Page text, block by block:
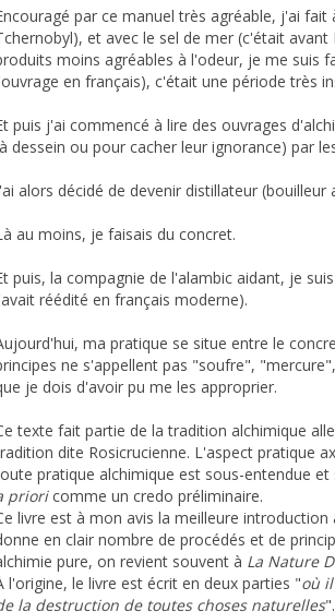
par ce manuel très agréable, j'ai
et avec le sel de mer (c'était
moins agréables à l'odeur, je me suis
en français), c'était une période très
puis j'ai commencé à lire des ouvrages
dessein ou pour cacher leur ignorance) par
alors décidé de devenir distillateur
au moins, je faisais du concret.
puis, la compagnie de l'alambic aidant, je
réédité en français moderne).
ma pratique se situe entre le
ne s'appellent pas "soufre",
je dois d'avoir pu me les approprier.
texte fait partie de la tradition alchimique
dite Rosicrucienne. L'aspect pratique
pratique alchimique est sous-entendue
prioricomme un credo préliminaire.
livre est à mon avis la meilleure
en clair nombre de procédés et de
pure, on revient souvent à La Nature
l'origine, le livre est écrit en deux parties "où
la destruction de toutes choses naturelles